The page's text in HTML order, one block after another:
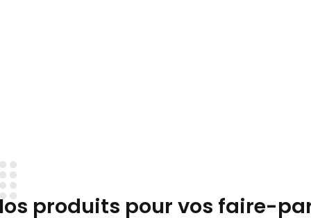
produits pour vos faire-